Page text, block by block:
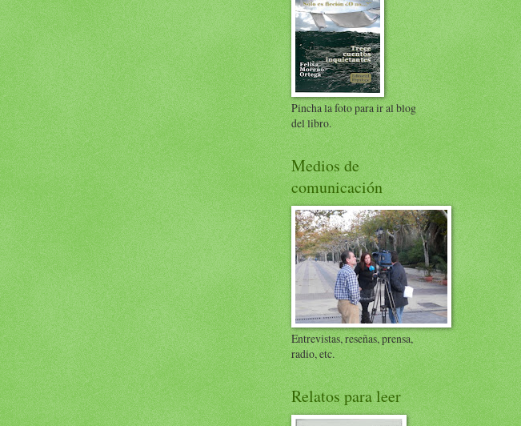
Pincha la foto para ir al blog
del libro.
Medios de
comunicación
Entrevistas, reseñas, prensa,
radio, etc.
Relatos para leer